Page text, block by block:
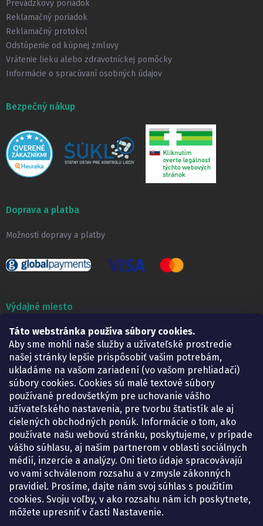
Táto webstránka používa súbory cookies.
Aby sme mohli naše služby a užívateľské prostredie
našej stránky lepšie prispôsobiť vašim potrebám,
ukladáme na vašom zariadení (vo vašom prehliadači)
súbory cookies. Cookies sú malé textové súbory
používané predovšetkým pre uchovanie vášho
užívateľského nastavenia, pre tvorbu štatistík ale aj
cielených obchodných ponúk. Informácie o tom, ako
používate našu webovú stránku, poskytujeme, v prípade
vášho súhlasu, aj našim partnerom v oblasti sociálnych
médií, inzercie a analýzy. Oni tieto údaje spracovávajú
vo vami schválenom rozsahu a v zmysle zákonných
pravidiel. Prosíme, dajte nám svoj súhlas s použitím
cookies. Svoju voľby, v ako rozsahu nám ich poskytnete,
môžete upresniť v časti Nastavenie.
Prevádzkový poriadok
Reklamačný poriadok
Reklamačný protokol
Odstúpenie od kúpnej zmluvy
Vrátenie lieku alebo zdravotníckej pomôcky
Informácie o spracúvaní osobných údajov
Bezpečný nákup
Doprava a platba
Možnosti dopravy a platby
Výdajné miesto
Lekáreň ADONAI
Košice – Smetanova 2
Pondelok:
07.30 – 15.30 h.
Utorok:
07.30 – 16.00 h.
Streda:
07.30 – 16.00 h.
Štvrtok:
07.30 – 15.30 h.
Piatok:
07.30 – 15.30 h.
KONTAKT
eshop@lekarenadonai.sk
+421 948 203 203
Nájdete nás na Facebooku.
lekarenadonai/